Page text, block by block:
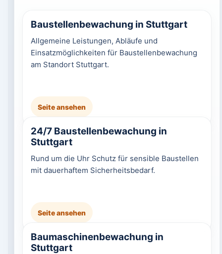
Baustellenbewachung in Stuttgart
Allgemeine Leistungen, Abläufe und
Einsatzmöglichkeiten für Baustellenbewachung
am Standort Stuttgart.
Seite ansehen
24/7 Baustellenbewachung in
Stuttgart
Rund um die Uhr Schutz für sensible Baustellen
mit dauerhaftem Sicherheitsbedarf.
Seite ansehen
Baumaschinenbewachung in
Stuttgart